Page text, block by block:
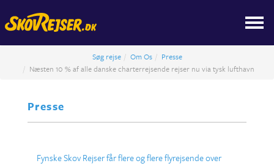
Søg rejse Om Os
Presse
Næsten 10 % af alle danske charterrejsende rejser nu via tysk lufthavn
Presse
Fynske Skov Rejser får flere og flere flyrejsende over